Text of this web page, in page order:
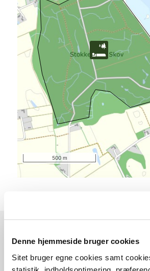
Denne hjemmeside bruger cookies
Sitet bruger egne cookies samt
500 m
Sådan kommer du dertil